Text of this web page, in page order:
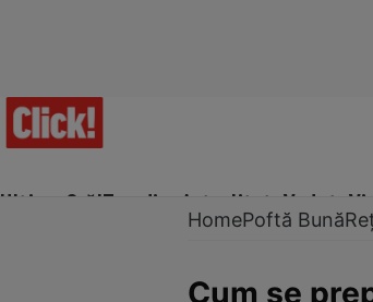
Ultima Oră!Trending Actualitate Vedete
HomePoftă Bună
Cum se